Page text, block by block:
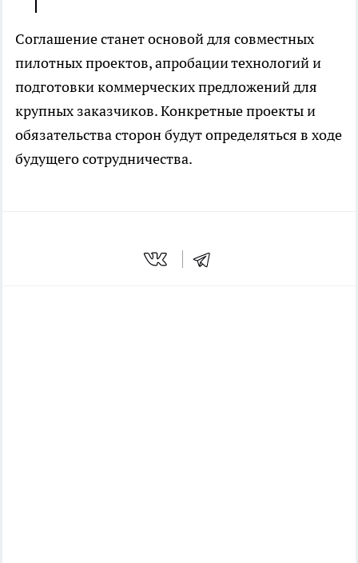
Соглашение станет основой для совместных
пилотных проектов, апробации технологий и
подготовки коммерческих предложений для
крупных заказчиков. Конкретные проекты и
обязательства сторон будут определяться в ходе
будущего сотрудничества.